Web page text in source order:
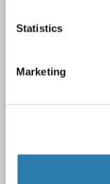
Statistics
Marketing
Produktnummer